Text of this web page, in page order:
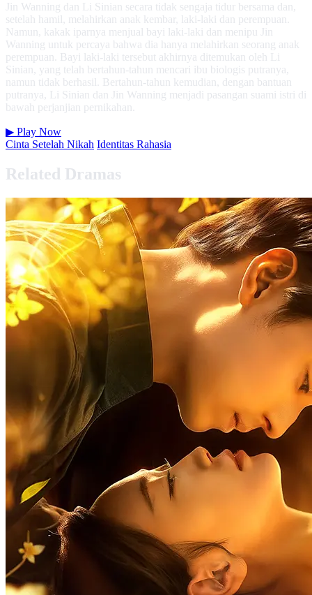
Jin Wanning dan Li Sinian secara tidak sengaja tidur bersama dan,
setelah hamil, melahirkan anak kembar, laki-laki dan perempuan.
Namun, kakak iparnya menjual bayi laki-laki dan menipu Jin
Wanning untuk percaya bahwa dia hanya melahirkan seorang anak
perempuan. Bayi laki-laki tersebut akhirnya ditemukan oleh Li
Sinian, yang telah bertahun-tahun mencari ibu biologis putranya,
namun tidak berhasil. Bertahun-tahun kemudian, dengan bantuan
putranya, Li Sinian dan Jin Wanning menjadi pasangan suami istri di
bawah perjanjian pernikahan.
▶ Play Now
Cinta Setelah Nikah Identitas Rahasia
Related Dramas